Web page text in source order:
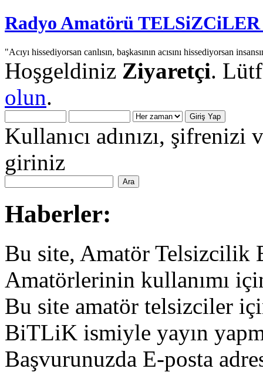
Radyo Amatörü
"Acıyı hissediyorsan canlısın, başkasının acısını hissediyorsan
Hoşgeldiniz Ziyaretçi.
olun.
Kullanıcı adınızı,
giriniz
Haberler:
Bu site, Amatör Telsizcilik
Amatörlerinin kullanımı
Bu site amatör telsizciler
BiTLiK ismiyle yayın
Başvurunuzda E-posta